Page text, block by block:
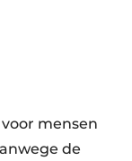
mensen
de